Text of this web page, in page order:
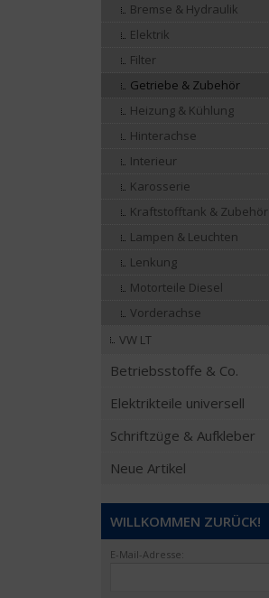
Bremse & Hydraulik
Elektrik
Filter
Getriebe & Zubehör
Heizung & Kühlung
Hinterachse
Interieur
Karosserie
Kraftstofftank & Zubehör
Lampen & Leuchten
Lenkung
Motorteile Diesel
Vorderachse
VW LT
Betriebsstoffe & Co.
Elektrikteile universell
Schriftzüge & Aufkleber
Neue Artikel
WILLKOMMEN ZURÜCK!
E-Mail-Adresse: